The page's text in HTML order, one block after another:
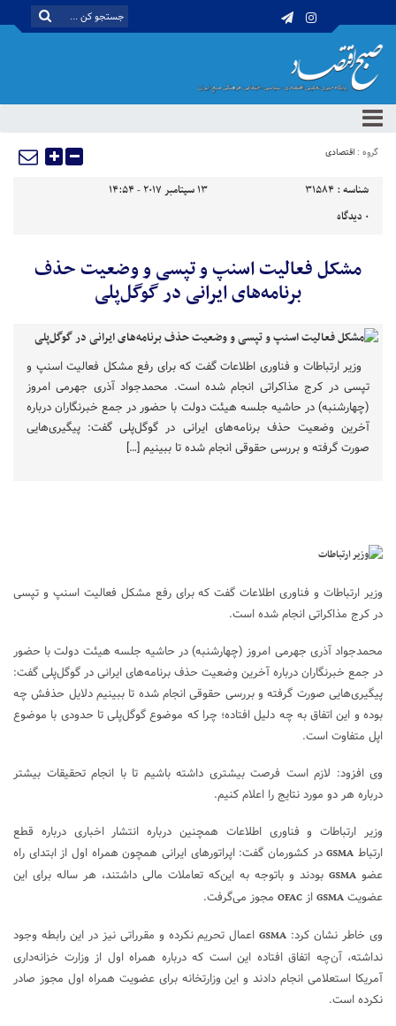
گروه : اقتصادی
شناسه : 31584
13 سپتامبر 2017 - 14:54
0 دیدگاه
مشکل فعالیت اسنپ و تپسی و وضعیت حذف
برنامه‌های ایرانی در گوگل‌پلی
وزیر ارتباطات و فناوری اطلاعات گفت که برای رفع مشکل فعالیت اسنپ و
تپسی در کرج مذاکراتی انجام شده است. محمدجواد آذری جهرمی امروز
(چهارشنبه) در حاشیه جلسه هیئت دولت با حضور در جمع خبرنگاران درباره
آخرین وضعیت حذف برنامه‌های ایرانی در گوگل‌پلی گفت: پیگیری‌هایی
صورت گرفته و بررسی حقوقی انجام شده تا ببینیم […]
وزیر ارتباطات و فناوری اطلاعات گفت که برای رفع مشکل فعالیت اسنپ و تپسی
در کرج مذاکراتی انجام شده است.
محمدجواد آذری جهرمی امروز (چهارشنبه) در حاشیه جلسه هیئت دولت با حضور
در جمع خبرنگاران درباره آخرین وضعیت حذف برنامه‌های ایرانی در گوگل‌پلی گفت:
پیگیری‌هایی صورت گرفته و بررسی حقوقی انجام شده تا ببینیم دلایل حذفش چه
بوده و این اتفاق به چه دلیل افتاده؛ چرا که موضوع گوگل‌پلی تا حدودی با موضوع
اپل متفاوت است.
وی افزود: لازم است فرصت بیشتری داشته باشیم تا با انجام تحقیقات بیشتر
درباره هر دو مورد نتایج را اعلام کنیم.
وزیر ارتباطات و فناوری اطلاعات همچنین درباره انتشار اخباری درباره قطع
ارتباط GSMAدر کشورمان گفت: اپراتورهای ایرانی همچون همراه اول از ابتدای راه
عضو GSMA بودند و باتوجه به این‌که تعاملات مالی داشتند، هر ساله برای این
عضویت GSMA از OFAC مجوز می‌گرفت.
وی خاطر نشان کرد: GSMAاعمال تحریم نکرده و مقرراتی نیز در این رابطه وجود
نداشته، آن‌چه اتفاق افتاده این است که درباره همراه اول از وزارت خزانه‌داری
آمریکا استعلامی انجام دادند و این وزارتخانه برای عضویت همراه اول مجوز صادر
نکرده است.